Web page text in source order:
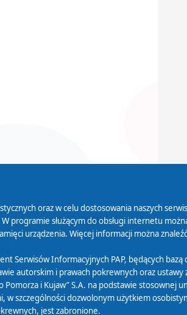
Cyfryzacja DAB+
oraz w celu dostosowania naszych
programie służącym do obsługi internetu
urządzenia. Więcej informacji można
Serwisów Informacyjnych PAP, będących
autorskim i prawach pokrewnych oraz
Pomorza i Kujaw” S.A. na podstawie
szczególności dozwolonym użytkiem
jest zabronione.